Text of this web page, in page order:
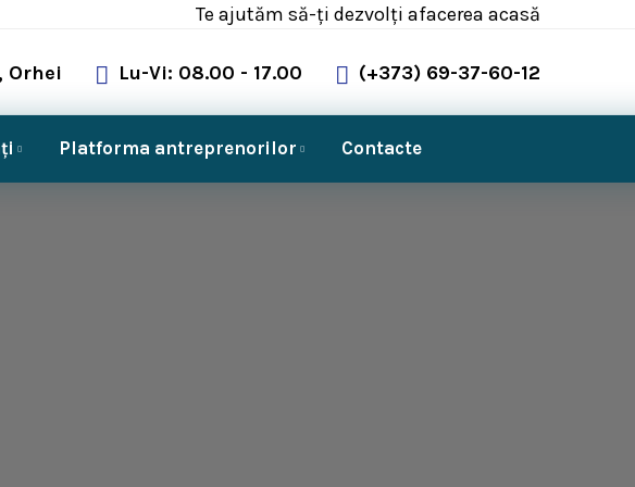
Te ajutăm să-ți dezvolți afacerea acasă
Orhei Lu-Vi: 08.00 - 17.00 (+373) 69-37-60-12
Platforma antreprenorilor Contacte